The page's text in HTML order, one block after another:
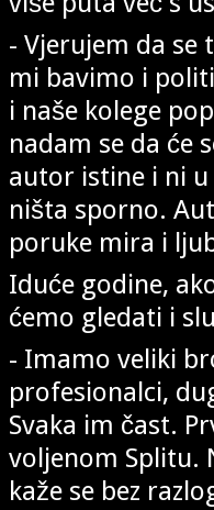
- Vjerujem da se
mi bavimo i
i naše kolege
nadam se da će
autor istine i ni
ništa sporno.
poruke mira i
Iduće godine,
ćemo gledati i
- Imamo veliki
profesionalci,
Svaka im čast.
voljenom Splitu.
kaže se bez